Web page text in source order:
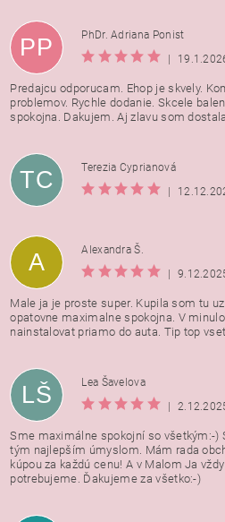
PP
PhDr. Adriana Ponist
|
Predajcu odporucam. Ehop je skvely.
problemov. Rychle dodanie. Skcele
spokojna. Dakujem. Aj zlavu som
TC
Terezia Cyprianová
|
A
Alexandra Š.
|
Male ja je proste super. Kupila som tu
opatovne maximalne spokojna. V
nainstalovat priamo do auta. Tip top
LŠ
Lea Šavelova
|
Sme maximálne spokojní so všetkým:-)
tým najlepším úmyslom. Mám rada
kúpou za každú cenu! A v Malom Ja
potrebujeme. Ďakujeme za všetko:-)